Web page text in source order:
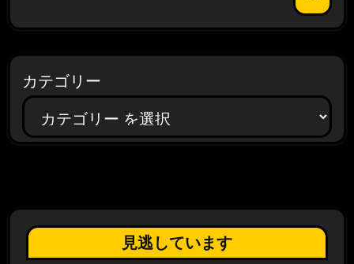
カテゴリー
見逃しています